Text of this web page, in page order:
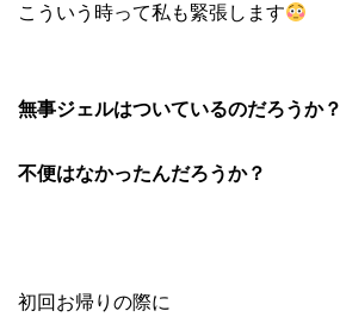
こういう時って私も緊張します
無事ジェルはついているのだろうか？
不便はなかったんだろうか？
初回お帰りの際に